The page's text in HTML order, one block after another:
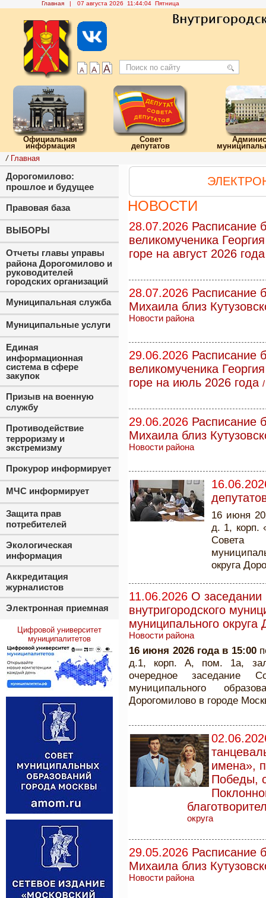
Главная | 07 августа 2026 11:44:05 Пятница
Официальная
информация
Совет
депутатов
/ Главная
НОВОСТИ
28.07.2026 Расписание
великомученика
горе на август 2026
28.07.2026 Расписание
Михаила близ
Новости района
29.06.2026 Расписание
великомученика
горе на июль 2026 года
29.06.2026 Расписание
Михаила близ
Новости района
16 июня
д. 1, корп.
Совета
округа
11.06.2026 О заседании
внутригородского
муниципального
Новости района
16 июня 2026 года в 15:00
д.1, корп. А, пом. 1а,
очередное заседание
муниципального
Дорогомилово в городе
имена»,
Победы,
округа
29.05.2026 Расписание
Михаила близ
Новости района
Дорогомилово:
прошлое и будущее
Правовая база
ВЫБОРЫ
Отчеты главы управы
района Дорогомилово и
руководителей
городских организаций
Муниципальная служба
Муниципальные услуги
Единая
информационная
система в сфере
закупок
Призыв на военную
службу
Противодействие
терроризму и
экстремизму
Прокурор информирует
МЧС информирует
Защита прав
потребителей
Экологическая
информация
Аккредитация
журналистов
Электронная приемная
Цифровой университет
муниципалитетов